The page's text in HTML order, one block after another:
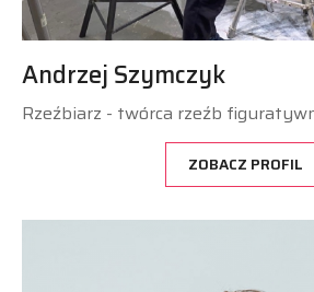
Andrzej Szymczyk
Rzeźbiarz - twórca rzeźb
ZOBACZ PROFIL